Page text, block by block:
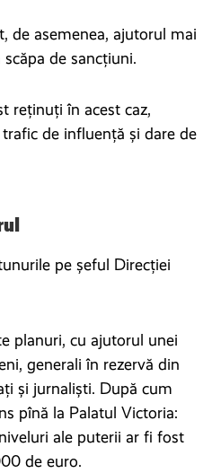
de asemenea, ajutorul mai
de sancțiuni.
reținuți în acest caz,
de influență și dare de
pe șeful Direcției
planuri, cu ajutorul unei
generali în rezervă din
și jurnaliști. După cum
pînă la Palatul Victoria:
ale puterii ar fi fost
de euro.